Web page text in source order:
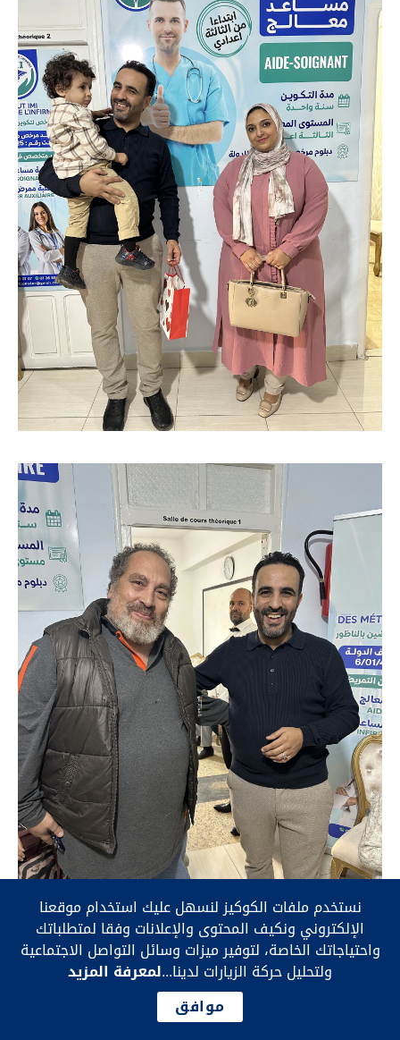
نستخدم ملفات الكوكيز لنسهل عليك استخدام موقعنا
الإلكتروني ونكيف المحتوى والإعلانات وفقا لمتطلباتك
واحتياجاتك الخاصة، لتوفير ميزات وسائل التواصل الاجتماعية
ولتحليل حركة الزيارات لدينا...لمعرفة المزيد
موافق